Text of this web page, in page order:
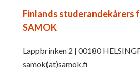
Finlands studerandekårers
SAMOK
Lappbrinken 2 | 00180
samok(at)samok.fi